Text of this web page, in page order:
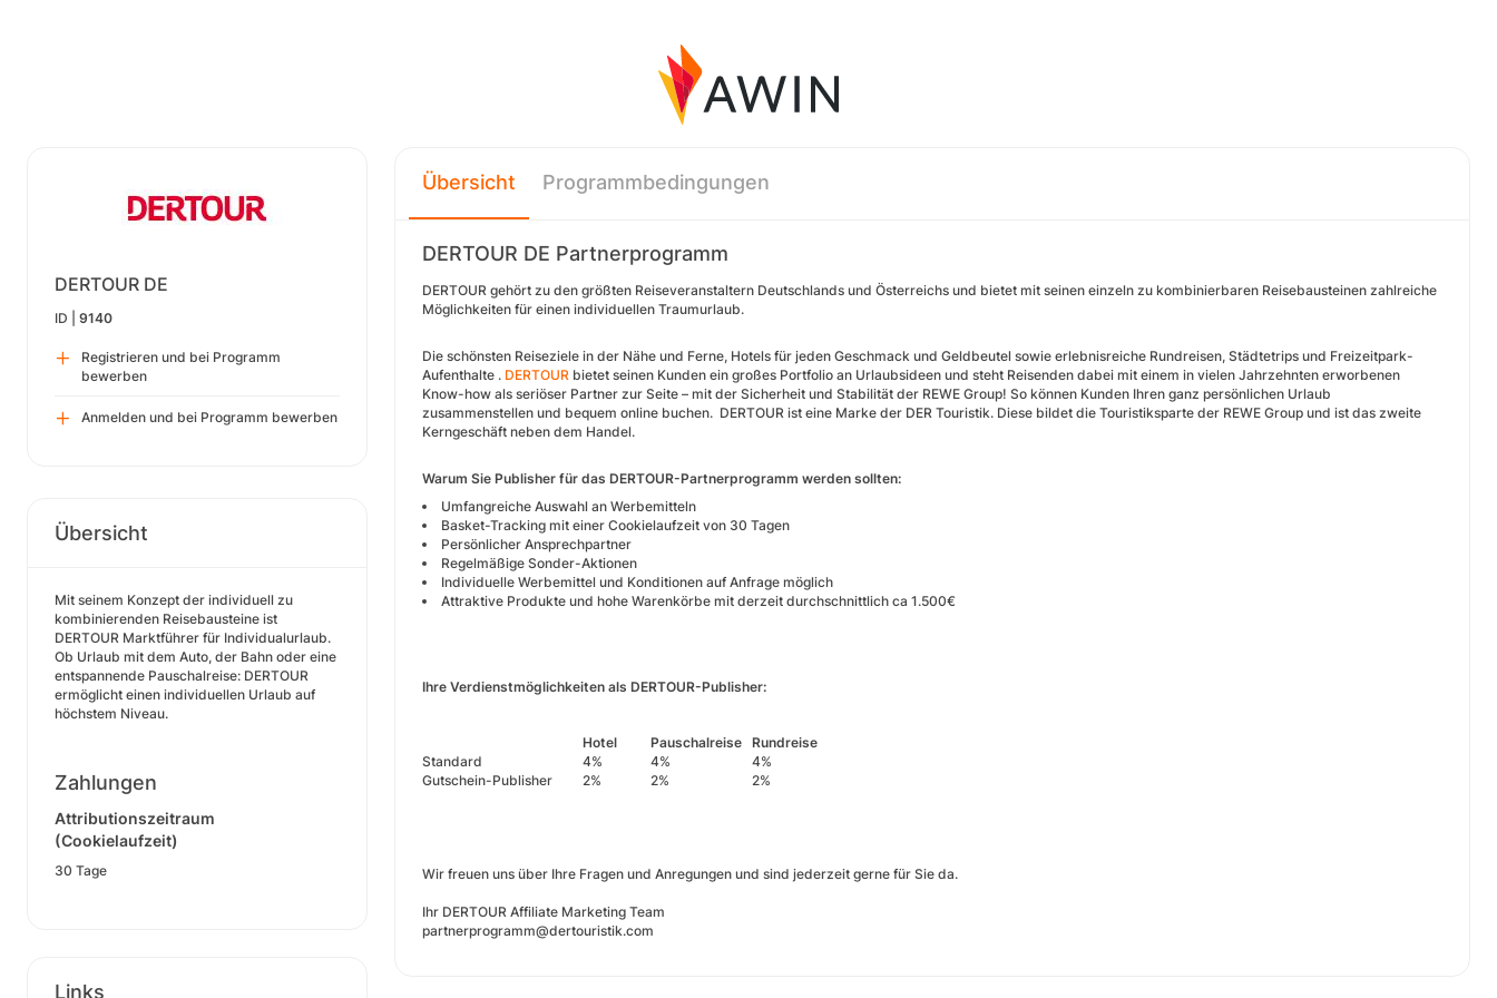
DERTOUR DE
ID | 9140
Registrieren und bei Programm
bewerben
Anmelden und bei Programm bewerben
Übersicht
Mit seinem Konzept der individuell zu
kombinierenden Reisebausteine ist
DERTOUR Marktführer für Individualurlaub.
Ob Urlaub mit dem Auto, der Bahn oder eine
entspannende Pauschalreise: DERTOUR
ermöglicht einen individuellen Urlaub auf
höchstem Niveau.
Zahlungen
Attributionszeitraum
(Cookielaufzeit)
30 Tage
Links
Übersicht Programmbedingungen
DERTOUR DE Partnerprogramm
DERTOUR gehört zu den größten Reiseveranstaltern Deutschlands und Österreichs und bietet mit seinen einzeln zu kombinierbaren Reisebausteinen zahlreiche
Möglichkeiten für einen individuellen Traumurlaub.
Die schönsten Reiseziele in der Nähe und Ferne, Hotels für jeden Geschmack und Geldbeutel sowie erlebnisreiche Rundreisen, Städtetrips und Freizeitpark-
Aufenthalte . DERTOUR bietet seinen Kunden ein großes Portfolio an Urlaubsideen und steht Reisenden dabei mit einem in vielen Jahrzehnten erworbenen
Know-how als seriöser Partner zur Seite – mit der Sicherheit und Stabilität der REWE Group! So können Kunden Ihren ganz persönlichen Urlaub
zusammenstellen und bequem online buchen. DERTOUR ist eine Marke der DER Touristik. Diese bildet die Touristiksparte der REWE Group und ist das zweite
Kerngeschäft neben dem Handel.
Warum Sie Publisher für das DERTOUR-Partnerprogramm werden sollten:
Umfangreiche Auswahl an Werbemitteln
Basket-Tracking mit einer Cookielaufzeit von 30 Tagen
Persönlicher Ansprechpartner
Regelmäßige Sonder-Aktionen
Individuelle Werbemittel und Konditionen auf Anfrage möglich
Attraktive Produkte und hohe Warenkörbe mit derzeit durchschnittlich ca 1.500€
Ihre Verdienstmöglichkeiten als DERTOUR-Publisher:
Hotel Pauschalreise ​ Rundreise
Standard
4%​ 4%​
4%​
Gutschein-Publisher ​ 2%​ 2%​ 2%​
Wir freuen uns über Ihre Fragen und Anregungen und sind jederzeit gerne für Sie da.
Ihr DERTOUR Affiliate Marketing Team
partnerprogramm@dertouristik.com